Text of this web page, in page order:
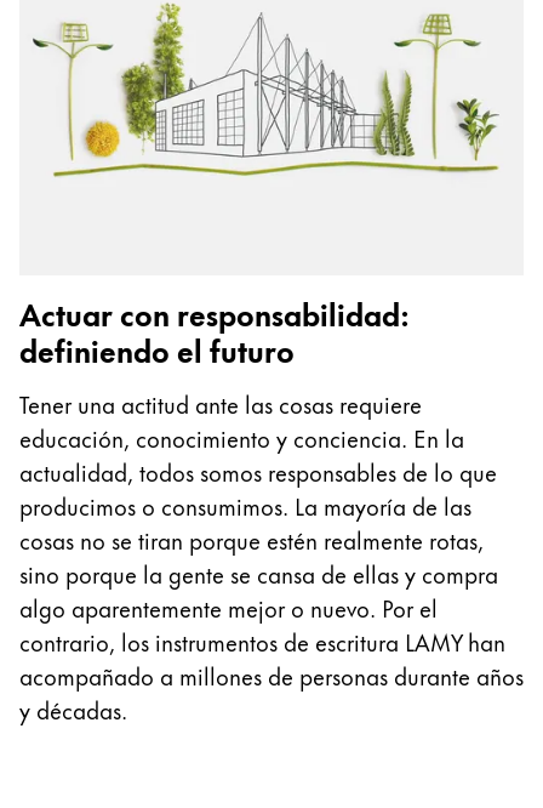
Recambios
Tintas
Spare Parts
Plumines
Estuches
Cuadernos
Holiday Special
Ideas para regalos
LAMY pico Lx
Grabado
Inspiración
LAMY Community
Escritura creativa con Betty Soldi
Escritura creativa con Betty Soldi
Escritura creativa con Betty Soldi
LAMY Stories
Actuar con responsabilidad:
definiendo el futuro
Tener una actitud ante las cosas requiere
educación, conocimiento y conciencia. En la
actualidad, todos somos responsables de lo que
producimos o consumimos. La mayoría de las
cosas no se tiran porque estén realmente rotas,
sino porque la gente se cansa de ellas y compra
algo aparentemente mejor o nuevo. Por el
contrario, los instrumentos de escritura LAMY han
acompañado a millones de personas durante años
y décadas.